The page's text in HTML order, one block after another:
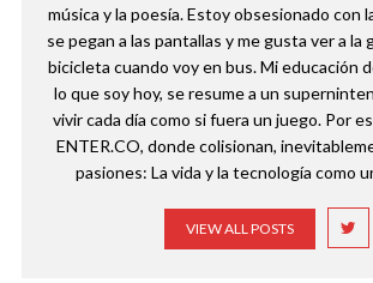
música y la poesía. Estoy obsesionado con
se pegan a las pantallas y me gusta ver a la
bicicleta cuando voy en bus. Mi educación
lo que soy hoy, se resume a un
vivir cada día como si fuera un juego. Por
ENTER.CO, donde colisionan,
pasiones: La vida y la tecnología como
VIEW ALL POSTS